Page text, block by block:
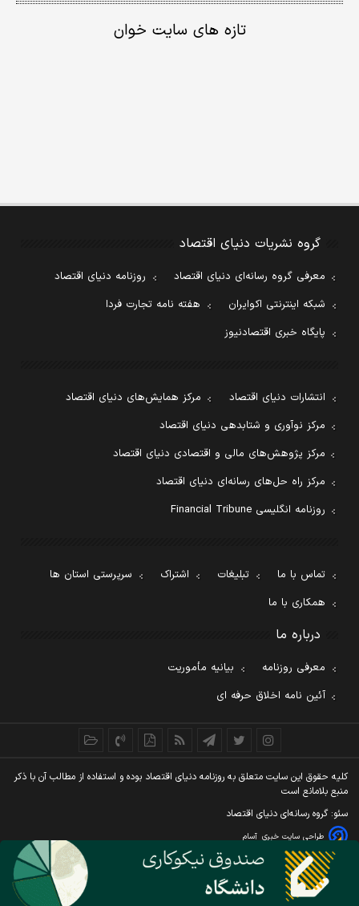
تازه های سایت خوان
گروه نشریات دنیای اقتصاد
معرفی گروه رسانه‌ای دنیای اقتصاد
روزنامه دنیای اقتصاد
شبکه اینترنتی اکوایران
هفته نامه تجارت فردا
پایگاه خبری اقتصادنیوز
انتشارات دنیای اقتصاد
مرکز همایش‌های دنیای اقتصاد
مرکز نوآوری و شتابدهی دنیای اقتصاد
مرکز پژوهش‌های مالی و اقتصادی دنیای اقتصاد
مرکز راه حل‌های رسانه‌ای دنیای اقتصاد
روزنامه انگلیسی Financial Tribune
تماس با ما تبلیغات اشتراک
سرپرستی استان ها
همکاری با ما
درباره ما
معرفی روزنامه
بیانیه مأموریت
آئین نامه اخلاق حرفه ای
کليه حقوق اين سايت متعلق به روزنامه دنيای اقتصاد بوده و استفاده از مطالب آن با ذکر
منبع بلامانع است
سئو: گروه رسانه‌ای دنیای اقتصاد
طراحی سایت خبری آسام